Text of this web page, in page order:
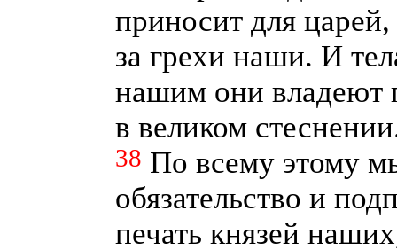
приносит для
за грехи наши. И
нашим они владеют
в великом
38 По всему этому
обязательство и
печать князей